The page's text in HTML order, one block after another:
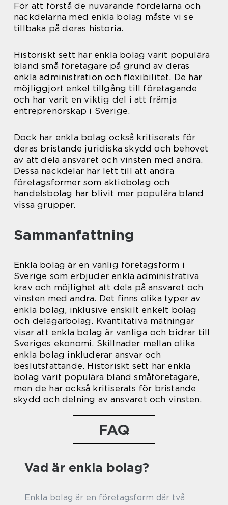
För att förstå de nuvarande fördelarna och
nackdelarna med enkla bolag måste vi se
tillbaka på deras historia.
Historiskt sett har enkla bolag varit populära
bland små företagare på grund av deras
enkla administration och flexibilitet. De har
möjliggjort enkel tillgång till företagande
och har varit en viktig del i att främja
entreprenörskap i Sverige.
Dock har enkla bolag också kritiserats för
deras bristande juridiska skydd och behovet
av att dela ansvaret och vinsten med andra.
Dessa nackdelar har lett till att andra
företagsformer som aktiebolag och
handelsbolag har blivit mer populära bland
vissa grupper.
Sammanfattning
Enkla bolag är en vanlig företagsform i
Sverige som erbjuder enkla administrativa
krav och möjlighet att dela på ansvaret och
vinsten med andra. Det finns olika typer av
enkla bolag, inklusive enskilt enkelt bolag
och delägarbolag. Kvantitativa mätningar
visar att enkla bolag är vanliga och bidrar till
Sveriges ekonomi. Skillnader mellan olika
enkla bolag inkluderar ansvar och
beslutsfattande. Historiskt sett har enkla
bolag varit populära bland småföretagare,
men de har också kritiserats för bristande
skydd och delning av ansvaret och vinsten.
FAQ
Vad är enkla bolag?
Enkla bolag är en företagsform där två